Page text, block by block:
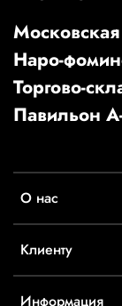
О нас
Клиенту
Информация
Наро-
Торгово-
Павильон